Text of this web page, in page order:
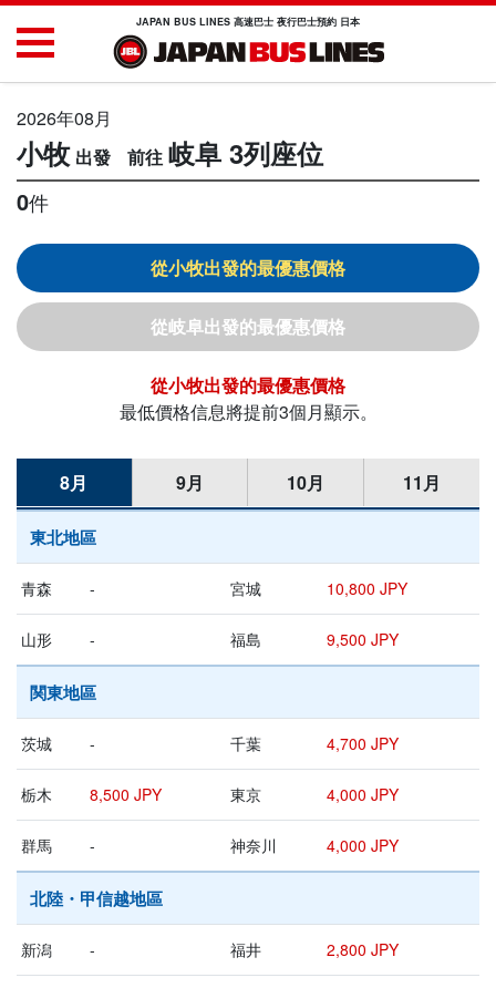
JAPAN BUS LINES 高速巴士 夜行巴士預約 日本
2026年08月
小牧 岐阜 3列座位
0件
小牧
岐阜
小牧
最低價格信息將提前3個月顯示。
8月 9月 10月 11月
東北地區
青森 - 宮城 10,800 JPY
山形 - 福島 9,500 JPY
関東地區
茨城 - 千葉 4,700 JPY
栃木 8,500 JPY 東京 4,000 JPY
群馬 - 神奈川 4,000 JPY
北陸・甲信越地區
新潟 - 福井 2,800 JPY